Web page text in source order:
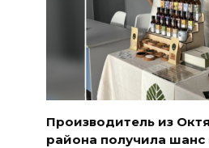
Производитель из
района получила шанс